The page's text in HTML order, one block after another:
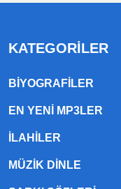
KATEGORILER
BIYOGRAFILER
EN YENI MP3LER
ILAHILER
MÜZIK DINLE